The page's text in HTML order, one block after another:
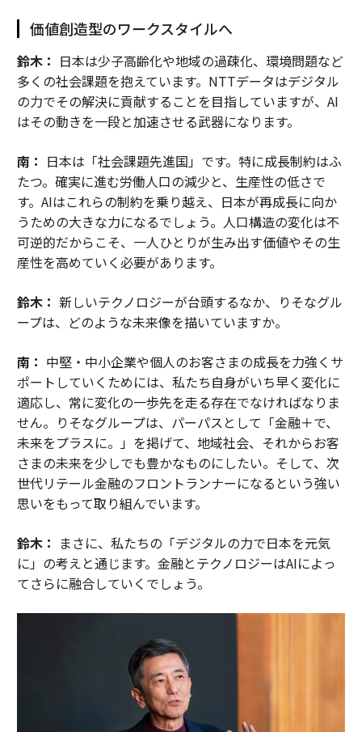
価値創造型のワークスタイルへ
鈴木： 日本は少子高齢化や地域の過疎化、環境問題など
多くの社会課題を抱えています。NTTデータはデジタル
の力でその解決に貢献することを目指していますが、AI
はその動きを一段と加速させる武器になります。
南： 日本は「社会課題先進国」です。特に成長制約はふ
たつ。確実に進む労働人口の減少と、生産性の低さで
す。AIはこれらの制約を乗り越え、日本が再成長に向か
うための大きな力になるでしょう。人口構造の変化は不
可逆的だからこそ、一人ひとりが生み出す価値やその生
産性を高めていく必要があります。
鈴木： 新しいテクノロジーが台頭するなか、りそなグル
ープは、どのような未来像を描いていますか。
南： 中堅・中小企業や個人のお客さまの成長を力強くサ
ポートしていくためには、私たち自身がいち早く変化に
適応し、常に変化の一歩先を走る存在でなければなりま
せん。りそなグループは、パーパスとして「金融＋で、
未来をプラスに。」を掲げて、地域社会、それからお客
さまの未来を少しでも豊かなものにしたい。そして、次
世代リテール金融のフロントランナーになるという強い
思いをもって取り組んでいます。
鈴木： まさに、私たちの「デジタルの力で日本を元気
に」の考えと通じます。金融とテクノロジーはAIによっ
てさらに融合していくでしょう。